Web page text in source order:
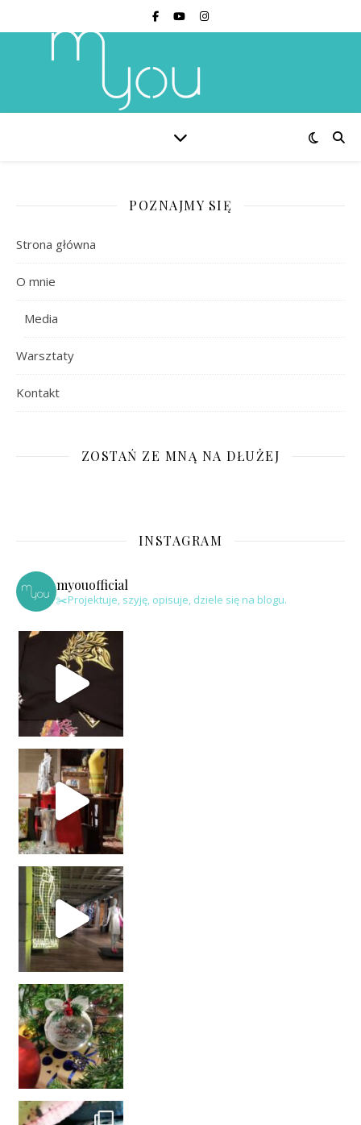
POZNAJMY SIĘ
Strona główna
O mnie
Media
Warsztaty
Kontakt
ZOSTAŃ ZE MNĄ NA DŁUŻEJ
INSTAGRAM
myouofficial
✂️Projektuje, szyję, opisuje, dziele się na blogu.